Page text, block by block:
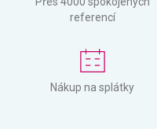
referencí
Nákup na splátky